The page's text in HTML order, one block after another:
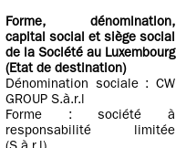
Forme, dénomination,
capital social et siège social
de la Société au Luxembourg
(Etat de destination)
Dénomination sociale : CW
GROUP S.à.r.l
Forme : société à
responsabilité limitée